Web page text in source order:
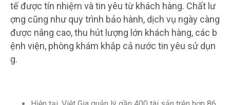
tế được tín nhiệm và tin yêu từ khách hàng. Chất lư
ợng cũng như quy trình bảo hành, dịch vụ ngày càng
được nâng cao, thu hút lượng lớn khách hàng, các b
ệnh viện, phòng khám khắp cả nước tin yêu sử dụn
g.